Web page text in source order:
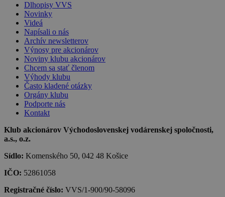
Dlhopisy VVS
Novinky
Videá
Napísali o nás
Archív newsletterov
Výnosy pre akcionárov
Noviny klubu akcionárov
Chcem sa stať členom
Výhody klubu
Často kladené otázky
Orgány klubu
Podporte nás
Kontakt
Klub akcionárov Východoslovenskej vodárenskej spoločnosti,
a.s., o.z.
Sídlo: Komenského 50, 042 48 Košice
IČO: 52861058
Registračné číslo: VVS/1-900/90-58096